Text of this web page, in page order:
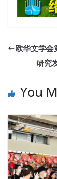
欧华文学会
研究
You